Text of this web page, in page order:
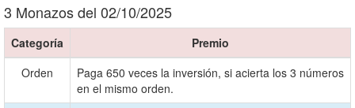
3 Monazos del 02/10/2025
Categoría
Premio
Orden
Paga 650 veces la inversión, si acierta los 3 números
en el mismo orden.